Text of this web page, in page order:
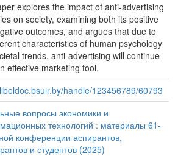
explores the impact of anti-advertising
on society, examining both its positive
outcomes, and argues that due to
characteristics of human psychology
trends, anti-advertising will continue
effective marketing tool.
handle/123456789/60793
вопросы экономики и
технологий : материалы 61-
конференции аспирантов,
и студентов (2025)